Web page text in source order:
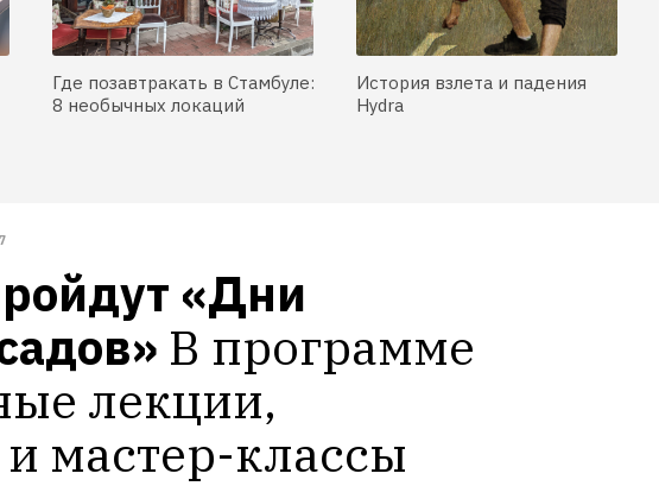
Где позавтракать в Стамбуле:
8 необычных локаций
История взлета и падения
Hydra
«Дни
В программе
лекции,
мастер-классы